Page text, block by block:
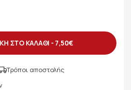
ΣΤΟ ΚΑΛΑΘΙ - 7,50€
Τρόποι αποστολής